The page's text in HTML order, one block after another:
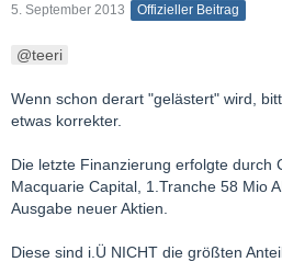
5. September 2013 Offizieller Beitrag
teeri
Wenn schon derart "gelästert" wird,
etwas korrekter.
Die letzte Finanzierung erfolgte durch
Macquarie Capital, 1.Tranche 58 Mio
Ausgabe neuer Aktien.
Diese sind i.Ü NICHT die größten